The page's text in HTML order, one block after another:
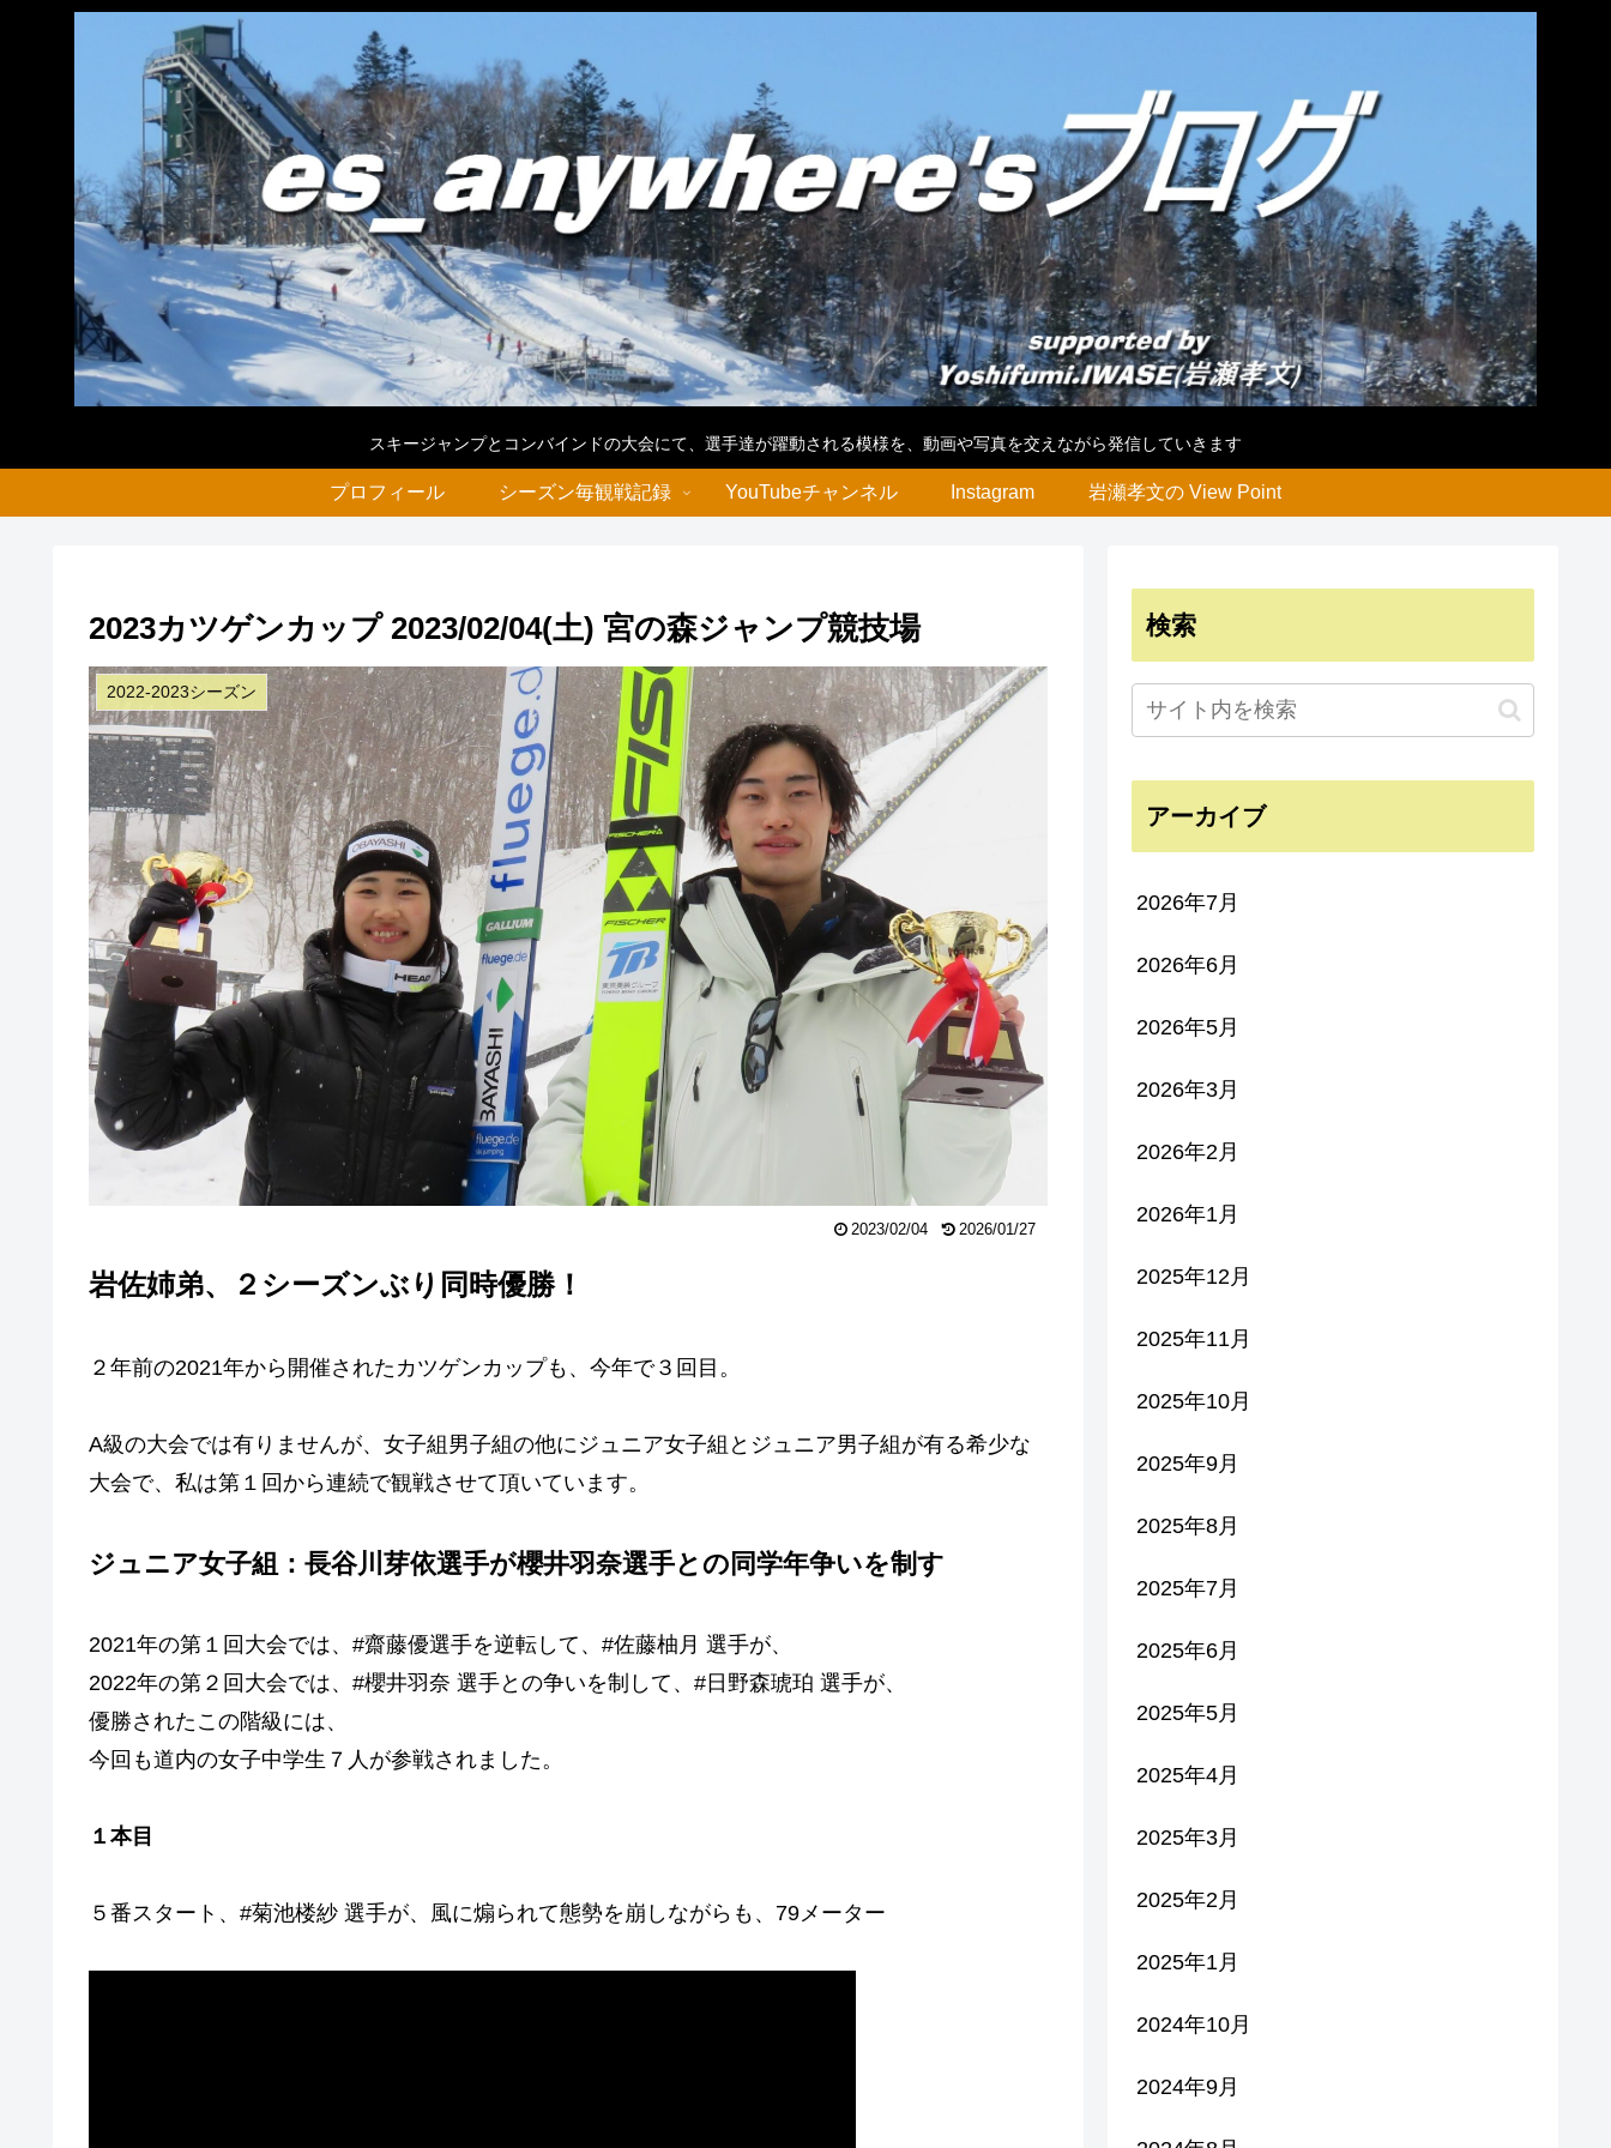
スキージャンプとコンバインドの大会にて、選手達が躍動される模様を、動画や写真を交えながら発信していきます
プロフィール シーズン毎観戦記録 YouTubeチャンネル Instagram 岩瀬孝文の View Point
2023カツゲンカップ 2023/02/04(土) 宮の森ジャンプ競技場
2022-2023シーズン
2023/02/04 2026/01/27
岩佐姉弟、２シーズンぶり同時優勝！
２年前の2021年から開催されたカツゲンカップも、今年で３回目。
A級の大会では有りませんが、女子組男子組の他にジュニア女子組とジュニア男子組が有る希少な
大会で、私は第１回から連続で観戦させて頂いています。
ジュニア女子組：長谷川芽依選手が櫻井羽奈選手との同学年争いを制す
2021年の第１回大会では、#齋藤優選手を逆転して、#佐藤柚月 選手が、
2022年の第２回大会では、#櫻井羽奈 選手との争いを制して、#日野森琥珀 選手が、
優勝されたこの階級には、
今回も道内の女子中学生７人が参戦されました。
１本目
５番スタート、#菊池楼紗 選手が、風に煽られて態勢を崩しながらも、79メーター
検索
アーカイブ
2026年7月
2026年6月
2026年5月
2026年3月
2026年2月
2026年1月
2025年12月
2025年11月
2025年10月
2025年9月
2025年8月
2025年7月
2025年6月
2025年5月
2025年4月
2025年3月
2025年2月
2025年1月
2024年10月
2024年9月